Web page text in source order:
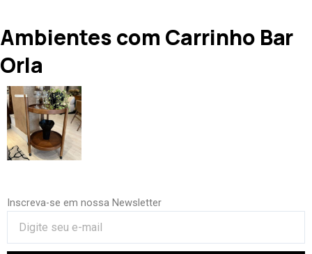
Ambientes com Carrinho Bar
Orla
Inscreva-se em nossa Newsletter